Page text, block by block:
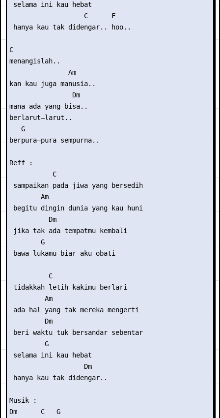
selama ini kau hebat
                   C      F
hanya kau tak didengar.. hoo..
C
menangislah..
               Am
kan kau juga manusia..
                Dm
mana ada yang bisa..
berlarut–larut..
   G
berpura–pura sempurna..
Reff :
           C
sampaikan pada jiwa yang bersedih
        Am
begitu dingin dunia yang kau huni
          Dm
jika tak ada tempatmu kembali
        G
bawa lukamu biar aku obati
          C
tidakkah letih kakimu berlari
         Am
ada hal yang tak mereka mengerti
         Dm
beri waktu tuk bersandar sebentar
         G
selama ini kau hebat
                   Dm
hanya kau tak didengar..
Musik :
Dm      C   G